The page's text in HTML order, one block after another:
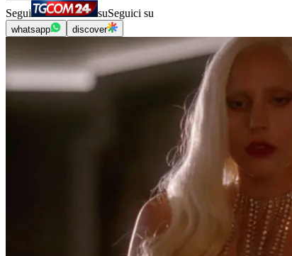
Segui suSeguici su
whatsapp discover